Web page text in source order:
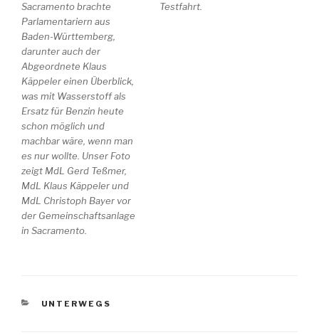
Sacramento brachte
Parlamentariern aus
Baden-Württemberg,
darunter auch der
Abgeordnete Klaus
Käppeler einen Überblick,
was mit Wasserstoff als
Ersatz für Benzin heute
schon möglich und
machbar wäre, wenn man
es nur wollte. Unser Foto
zeigt MdL Gerd Teßmer,
MdL Klaus Käppeler und
MdL Christoph Bayer vor
der Gemeinschaftsanlage
in Sacramento.
Testfahrt.
KATEGORIEN
UNTERWEGS